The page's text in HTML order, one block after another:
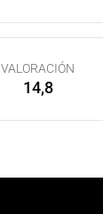
VALORACIÓN
14,8